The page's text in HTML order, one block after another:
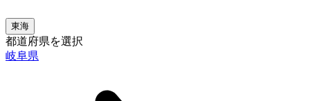
東海
都道府県を選択
岐阜県